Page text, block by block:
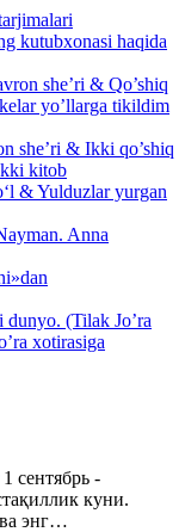
kutubxonasi haqida
she’ri & Qo’shiq
yo’llarga tikildim
she’ri & Ikki qo’shiq
kitob
& Yulduzlar yurgan
Anna
(Tilak Jo’ra
xotirasiga
1 сентябрь -
куни.
энг…